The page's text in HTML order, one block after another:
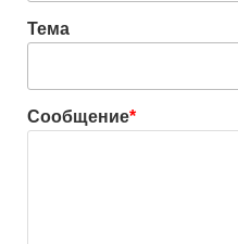
Тема
Сообщение*